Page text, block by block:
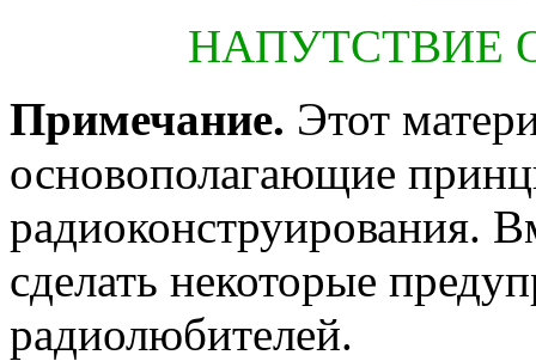
НАПУТСТВИЕ
Примечание. Этот
основополагающие
радиоконструирования.
сделать некоторые
радиолюбителей.